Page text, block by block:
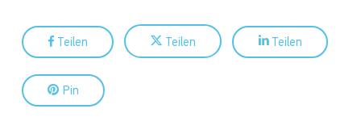
Teilen Teilen Teilen
Pin